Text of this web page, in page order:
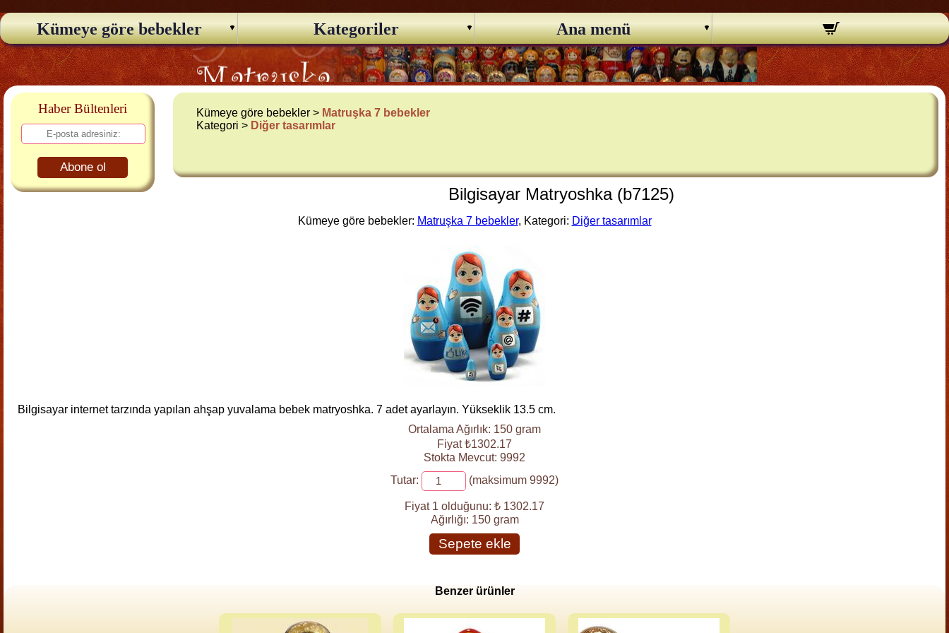
Kümeye göre bebekler Kategoriler Ana menü
Haber Bültenleri
Abone ol
Kümeye göre bebekler > Matruşka 7 bebekler
Kategori > Diğer tasarımlar
Bilgisayar Matryoshka (b7125)
Kümeye göre bebekler: Matruşka 7 bebekler, Kategori: Diğer tasarımlar
Bilgisayar internet tarzında yapılan ahşap yuvalama bebek matryoshka. 7 adet ayarlayın. Yükseklik 13.5 cm.
Ortalama Ağırlık: 150 gram
Fiyat ₺1302.17
Stokta Mevcut: 9992
Tutar:
(maksimum 9992)
Fiyat 1 olduğunu: ₺ 1302.17
Ağırlığı: 150 gram
Sepete ekle
Benzer ürünler